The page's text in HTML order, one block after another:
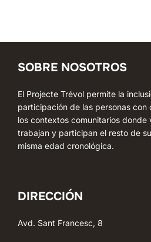
SOBRE NOSOTROS
El Projecte Trévol permite la
participación de las personas con
los contextos comunitarios donde
trabajan y participan el resto de
misma edad cronológica.
DIRECCIÓN
Avd. Sant Francesc, 8